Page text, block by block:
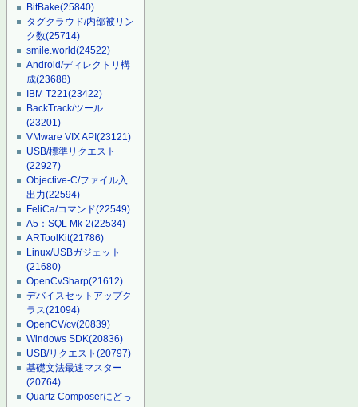
BitBake(25840)
タグクラウド/内部被リン
ク数(25714)
smile.world(24522)
Android/ディレクトリ構
成(23688)
IBM T221(23422)
BackTrack/ツール
(23201)
VMware VIX API(23121)
USB/標準リクエスト
(22927)
Objective-C/ファイル入
出力(22594)
FeliCa/コマンド(22549)
A5：SQL Mk-2(22534)
ARToolKit(21786)
Linux/USBガジェット
(21680)
OpenCvSharp(21612)
デバイスセットアップク
ラス(21094)
OpenCV/cv(20839)
Windows SDK(20836)
USB/リクエスト(20797)
基礎文法最速マスター
(20764)
Quartz Composerにどっ